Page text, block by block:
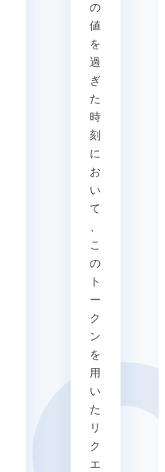
の
値
を
過
ぎ
た
時
刻
に
お
い
て
こ
の
ト
ー
ク
ン
を
用
い
た
リ
ク
エ